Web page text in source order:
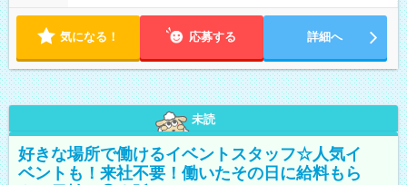
気になる！ 応募する 詳細へ
未読
好きな場所で働けるイベントスタッフ☆人気イ
ベントも！来社不要！働いたその日に給料もら